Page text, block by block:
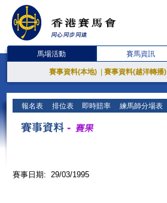
馬場活動 賽馬資訊
賽事資料(本地) 賽事資料(越洋轉播)
報名表 排位表 即時賠率 練馬師分場表
賽事日期: 29/03/1995